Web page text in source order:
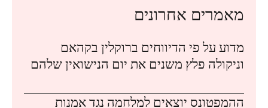
מאמרים אחרונים
מדוע על פי הדיווחים ברוקלין בקהאם
וניקולה פלץ משנים את יום הנישואין שלהם
ההמפטונס יוצאים למלחמה נגד אמנות